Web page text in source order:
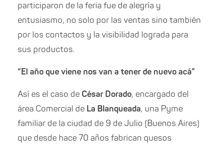
participaron de la feria fue de alegría y
entusiasmo, no solo por las ventas sino también
por los contactos y la visibilidad lograda para
sus productos.
“El año que viene nos van a tener de nuevo acá”
Así es el caso de César Dorado, encargado del
área Comercial de La Blanqueada, una Pyme
familiar de la ciudad de 9 de Julio (Buenos Aires)
que desde hace 70 años fabrican quesos